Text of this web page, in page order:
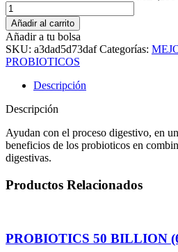
Añadir al carrito
Añadir a tu bolsa
SKU: a3dad5d73daf Categorías:
PROBIOTICOS
Descripción
Descripción
Ayudan con el proceso digestivo, en
beneficios de los probioticos en
digestivas.
Productos Relacionados
PROBIOTICS 50 BILLION